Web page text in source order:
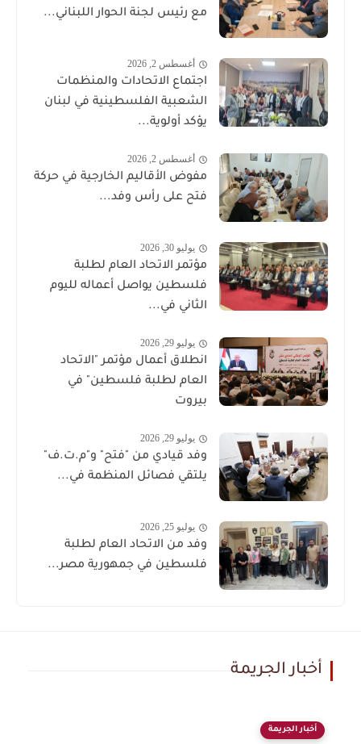
مع رئيس لجنة الحوار اللبناني...
أغسطس 2, 2026
اجتماع الاتحادات والمنظمات
الشعبية الفلسطينية في لبنان
يؤكد أولوية...
أغسطس 2, 2026
مفوض الأقاليم الخارجية في حركة
فتح على رأس وفد...
يوليو 30, 2026
مؤتمر الاتحاد العام لطلبة
فلسطين يواصل أعماله لليوم
الثاني في...
يوليو 29, 2026
انطلاق أعمال مؤتمر "الاتحاد
العام لطلبة فلسطين" في
بيروت
يوليو 29, 2026
وفد قيادي من "فتح" و"م.ت.ف"
يلتقي فصائل المنظمة في...
يوليو 25, 2026
وفد من الاتحاد العام لطلبة
فلسطين في جمهورية مصر...
أخبار الجريمة
أخبار الجريمة